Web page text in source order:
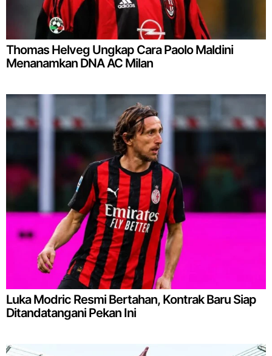
Thomas Helveg Ungkap Cara Paolo Maldini
Menanamkan DNA AC Milan
Luka Modric Resmi Bertahan, Kontrak Baru Siap
Ditandatangani Pekan Ini